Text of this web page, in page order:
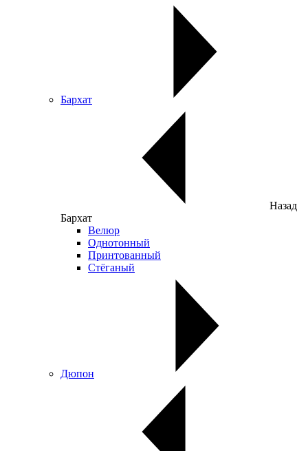
Бархат
Назад
Бархат
Велюр
Однотонный
Принтованный
Стёганый
Дюпон